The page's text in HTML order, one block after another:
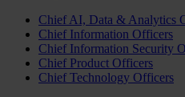
Chief AI, Data & Analytics
Chief Information Officers
Chief Information Security
Chief Product Officers
Chief Technology Officers